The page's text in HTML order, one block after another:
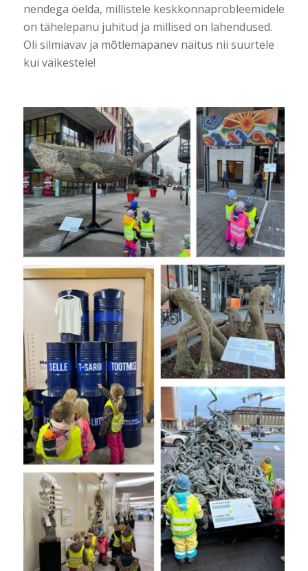
nendega öelda, millistele keskkonnaprobleemidele
on tähelepanu juhitud ja millised on lahendused.
Oli silmiavav ja mõtlemapanev näitus nii suurtele
kui väikestele!